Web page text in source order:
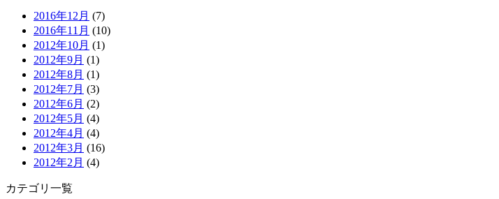
2016年12月 (7)
2016年11月 (10)
2012年10月 (1)
2012年9月 (1)
2012年8月 (1)
2012年7月 (3)
2012年6月 (2)
2012年5月 (4)
2012年4月 (4)
2012年3月 (16)
2012年2月 (4)
カテゴリ一覧